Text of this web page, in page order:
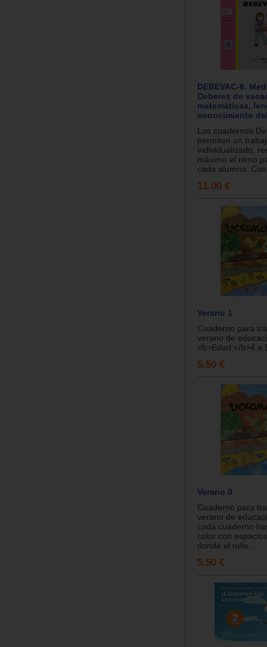
DEBEVAC-6.
Deberes de
matemáticas,
conocimiento
Los cuadernos
permiten un
individualizado,
máximo el ritmo
cada alumno.
11.00 €
Verano 1
Cuaderno para
verano de
<b>Edad:</b>4 a
5.50 €
Verano 0
Cuaderno para
verano de
cada cuaderno
color con
donde el niño...
5.50 €